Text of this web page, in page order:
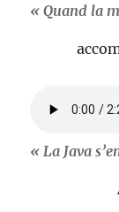
« Quand la
« La Java